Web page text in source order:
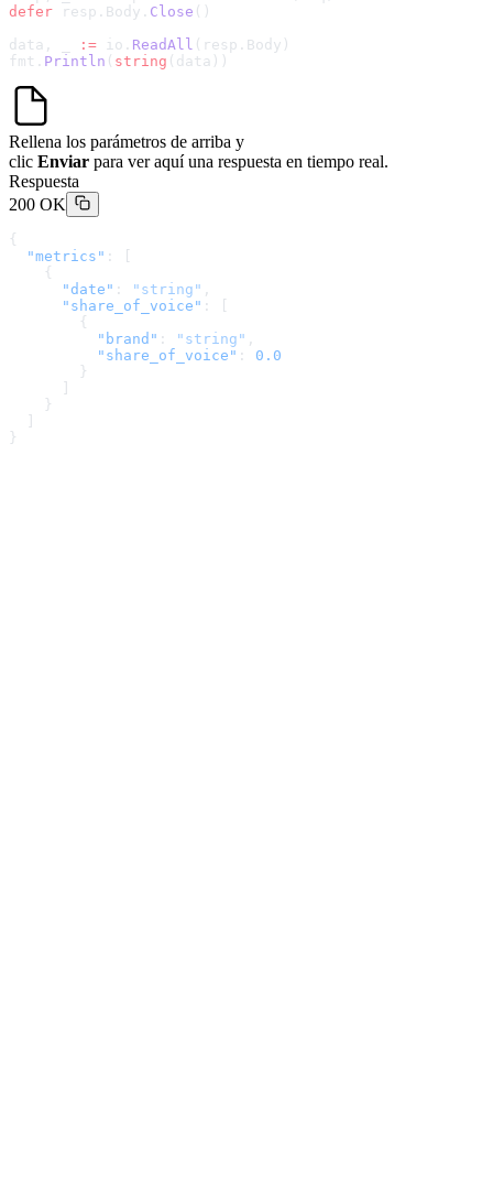
defer resp.Body. Close ()
data, _
:= io. ReadAll (resp.Body)
fmt. Println ( string (data))
Rellena los parámetros de arriba y
clic Enviar para ver aquí una respuesta en tiempo real.
Respuesta
200 OK
{
  "metrics"
: [
    {
      "date"
: "string" ,
      "share_of_voice"
: [
        {
          "brand"
: "string" ,
          "share_of_voice"
: 0.0
        }
    }
}